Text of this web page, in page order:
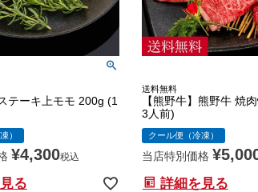
テーキ上モモ 200g (1
）
¥4,300税込
る
送料無料
【熊野牛】熊野牛 焼
3人前)
クール便（冷凍）
当店特別価格 ¥
詳細を見る